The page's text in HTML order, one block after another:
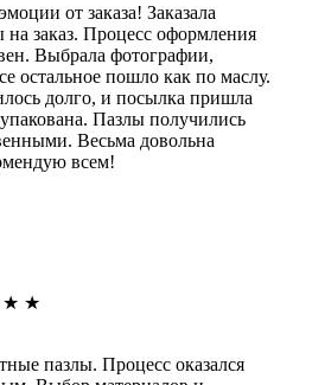
от заказа! Заказала
заказ. Процесс оформления
Выбрала фотографии,
остальное пошло как по маслу.
долго, и посылка пришла
Пазлы получились
Весьма довольна
всем!
★ ★
пазлы. Процесс оказался